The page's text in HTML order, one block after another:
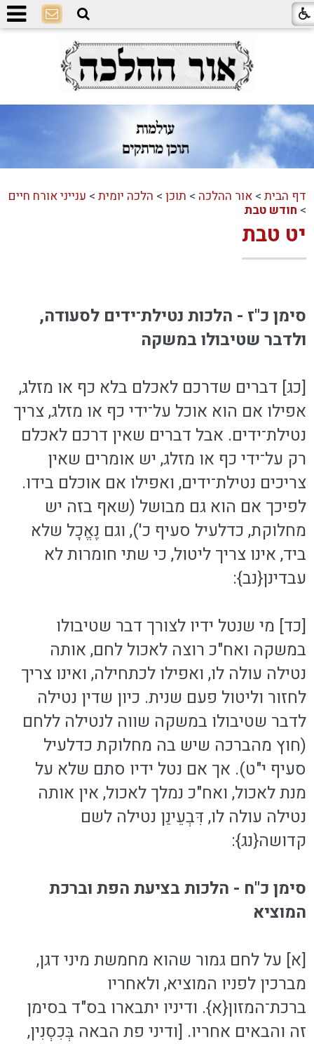
דף הבית >אור ההלכה > תוכן > הלכה יומית > ענייני אורח חיים
> חודש טבת
יט טבת
סימן כ"ז - הלכות נטילת־ידים לסעודה,
ולדבר שטיבולו במשקה
[כג] דברים שדרכם לאכלם בלא כף או מזלג,
אפילו אם הוא אוכל על־ידי כף או מזלג, צריך
נטילת־ידים. אבל דברים שאין דרכם לאכלם
רק על־ידי כף או מזלג, יש אומרים שאין
צריכים נטילת־ידים, ואפילו אם אוכלם בידו.
לפיכך אם הוא גם מבושל (שאף בזה יש
מחלוקת, כדלעיל סעיף כ'), וגם נֶאֱכָל שלא
ביד, אינו צריך ליטול, כי שתי חומרות לא
עבדינן{נב}:
[כד] מי שנטל ידיו לצורך דבר שטיבולו
במשקה ואח"כ רוצה לאכול לחם, אותה
נטילה עולה לו, ואפילו לכתחילה, ואינו צריך
לחזור וליטול פעם שנית. כיון שדין נטילה
לדבר שטיבולו במשקה שווה לנטילה ללחם
(חוץ מהברכה שיש בה מחלוקת כדלעיל
סעיף י"ט). אך אם נטל ידיו סתם שלא על
מנת לאכול, ואח"כ נמלך לאכול, אין אותה
נטילה עולה לו, דִּבְעֵינַן נטילה לשם
קדושה{נג}:
סימן כ"ח - הלכות בציעת הפת וברכת
המוציא
[א] על לחם גמור שהוא מחמשת מיני דגן,
מברכין לפניו המוציא, ולאחריו
ברכת־המזון{א}. ודיניו יתבארו בס"ד בסימן
זה והבאים אחריו. [ודיני פת הבאה בְּכִסְנִין,